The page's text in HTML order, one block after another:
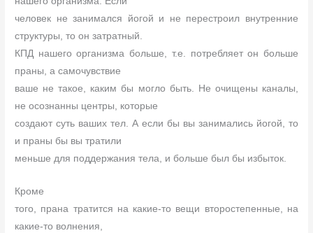
человек не занимался йогой и не перестроил внутренние
структуры, то он затратный.
КПД нашего организма больше, т.е. потребляет он больше
праны, а самочувствие
ваше не такое, каким бы могло быть. Не очищены каналы,
не осознанны центры, которые
создают суть ваших тел. А если бы вы занимались йогой, то
и праны бы вы тратили
меньше для поддержания тела, и больше был бы избыток.
Кроме
того, прана тратится на какие-то вещи второстепенные, на
какие-то волнения,